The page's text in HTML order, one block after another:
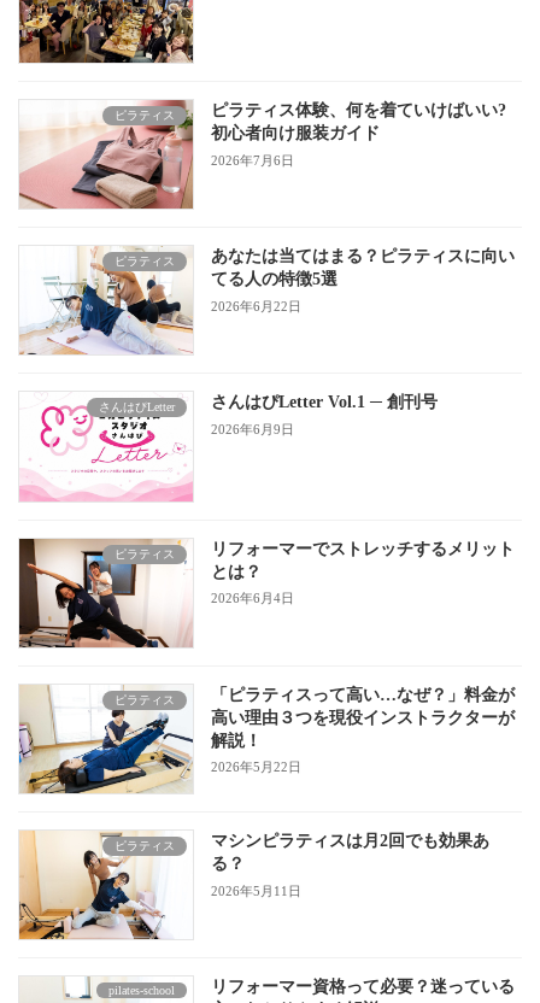
ピラティス
ピラティス体験、何を着ていけばいい?
初心者向け服装ガイド
2026年7月6日
ピラティス
あなたは当てはまる？ピラティスに向い
てる人の特徴5選
2026年6月22日
さんはぴLetter さんはぴLetter Vol.1 ─ 創刊号
2026年6月9日
ピラティス
リフォーマーでストレッチするメリット
とは？
2026年6月4日
ピラティス
「ピラティスって高い…なぜ？」料金が
高い理由３つを現役インストラクターが
解説！
2026年5月22日
ピラティス
マシンピラティスは月2回でも効果あ
る？
2026年5月11日
pilates-school
リフォーマー資格って必要？迷っている